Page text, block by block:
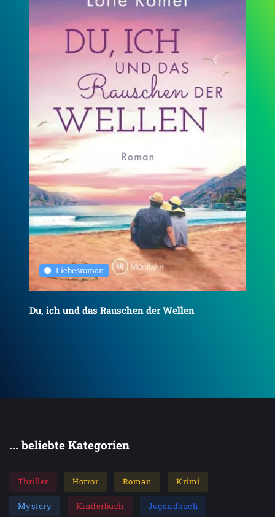
Liebesroman
Du, ich und das Rauschen der Wellen
... beliebte Kategorien
Thriller Horror Roman Krimi
Mystery Kinderbuch Jugendbuch